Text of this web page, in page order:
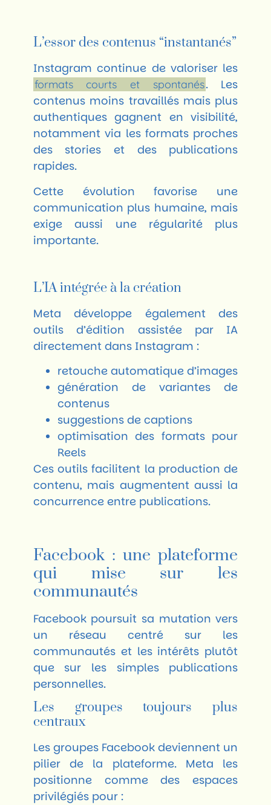
L’essor des contenus “instantanés”
Instagram continue de valoriser les
formats courts et spontanés. Les
contenus moins travaillés mais plus
authentiques gagnent en visibilité,
notamment via les formats proches
des stories et des publications
rapides.
Cette évolution favorise une
communication plus humaine, mais
exige aussi une régularité plus
importante.
L’IA intégrée à la création
Meta développe également des
outils d’édition assistée par IA
directement dans Instagram :
retouche automatique d’images
génération de variantes de
contenus
suggestions de captions
optimisation des formats pour
Reels
Ces outils facilitent la production de
contenu, mais augmentent aussi la
concurrence entre publications.
Facebook : une plateforme
qui mise sur les
communautés
Facebookpoursuit sa mutation vers
un réseau centré sur les
communautés et les intérêts plutôt
que sur les simples publications
personnelles.
Les groupes toujours plus
centraux
Les groupes Facebook deviennent un
pilier de la plateforme. Meta les
positionne comme des espaces
privilégiés pour :